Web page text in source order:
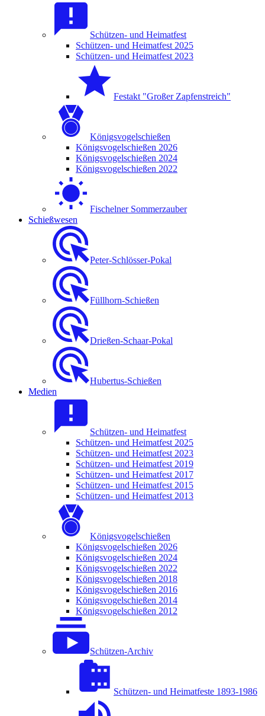
Schützen- und Heimatfest
Schützen- und Heimatfest 2025
Schützen- und Heimatfest 2023
Festakt "Großer Zapfenstreich"
Königsvogelschießen
Königsvogelschießen 2026
Königsvogelschießen 2024
Königsvogelschießen 2022
Fischelner Sommerzauber
Schießwesen
Peter-Schlösser-Pokal
Füllhorn-Schießen
Drießen-Schaar-Pokal
Hubertus-Schießen
Medien
Schützen- und Heimatfest
Schützen- und Heimatfest 2025
Schützen- und Heimatfest 2023
Schützen- und Heimatfest 2019
Schützen- und Heimatfest 2017
Schützen- und Heimatfest 2015
Schützen- und Heimatfest 2013
Königsvogelschießen
Königsvogelschießen 2026
Königsvogelschießen 2024
Königsvogelschießen 2022
Königsvogelschießen 2018
Königsvogelschießen 2016
Königsvogelschießen 2014
Königsvogelschießen 2012
Schützen-Archiv
Schützen- und Heimatfeste 1893-1986